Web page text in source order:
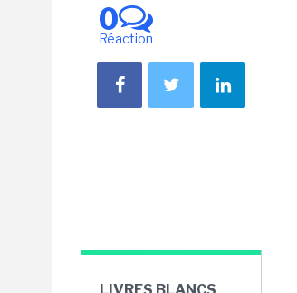
0
Réaction